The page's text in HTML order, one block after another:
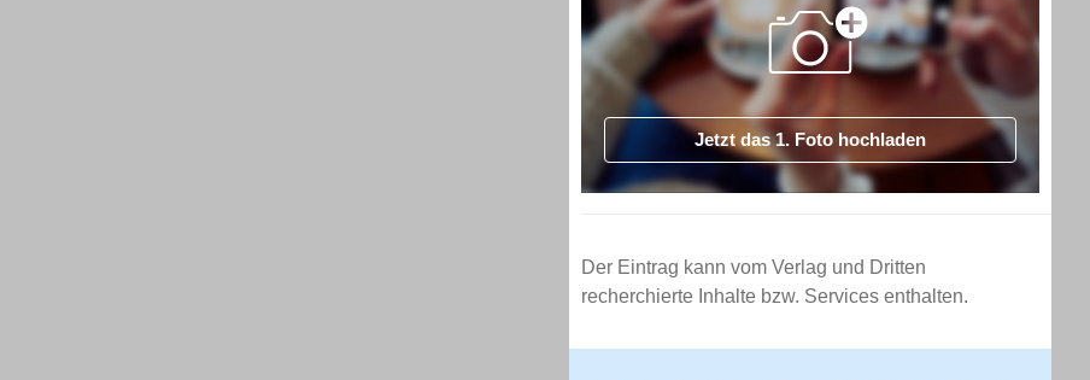
Jetzt das 1. Foto hochladen
Der Eintrag kann vom Verlag und Dritten
recherchierte Inhalte bzw. Services enthalten.